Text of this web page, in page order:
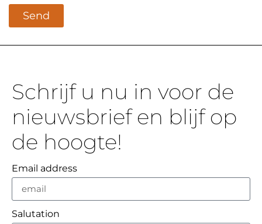
Send
Schrijf u nu in voor de
nieuwsbrief en blijf op
de hoogte!
Email address
Salutation